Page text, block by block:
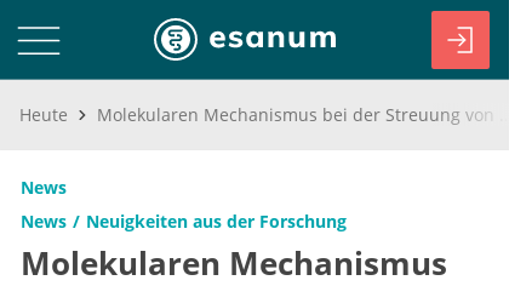
Heute
News
News
Neuigkeiten aus der Forschung
Molekularen Mechanismus